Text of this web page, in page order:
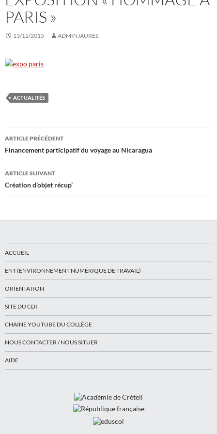
PARIS »
13/12/2015 ADMINJAURES
ACTUALITÉS
Navigation
des
articles
ARTICLE PRÉCÉDENT
Financement participatif du voyage au Nicaragua
ARTICLE SUIVANT
Création d’objet récup’
ACCUEIL
ENT (ENVIRONNEMENT NUMÉRIQUE DE TRAVAIL)
ORIENTATION
SITE DU CDI
CHAINE YOUTUBE DU COLLÈGE
NOUS CONTACTER / NOUS SITUER
AIDE